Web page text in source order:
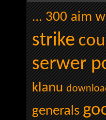
... 300 aim
strike
serwer
klanu
generals